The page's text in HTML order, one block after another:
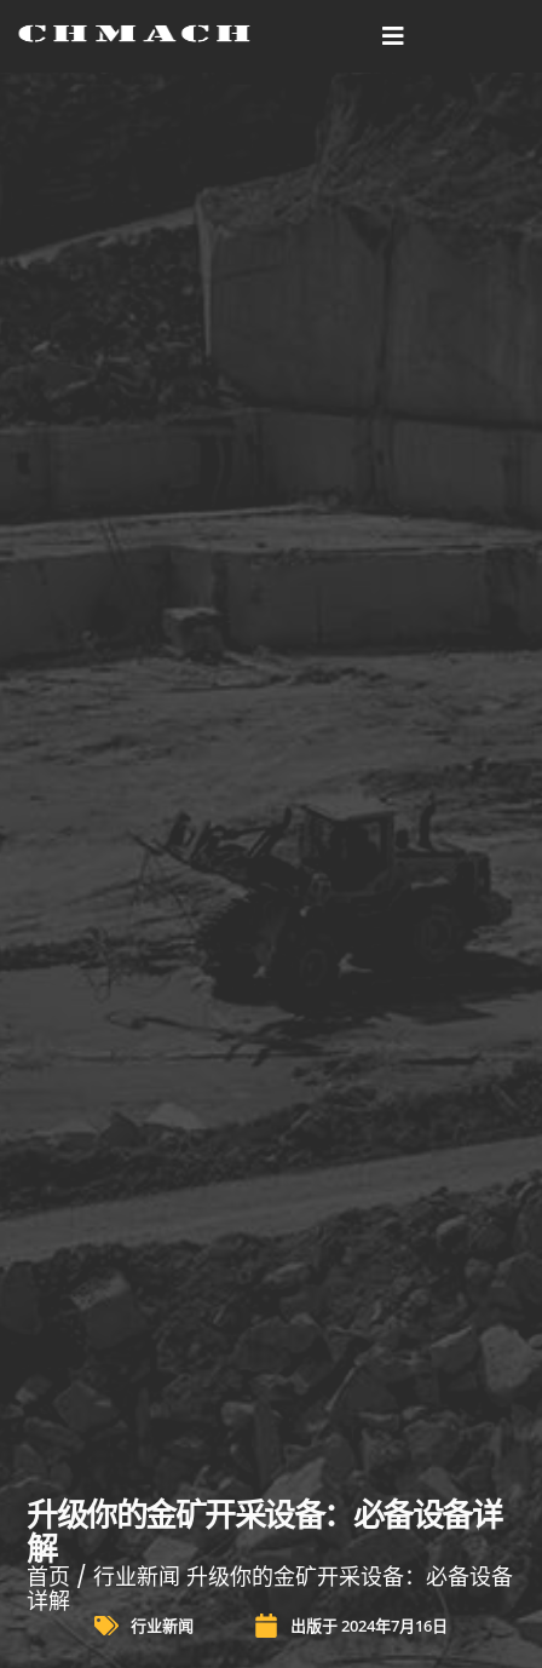
升级你的金矿开采设备：必备设备详
解
首页 /行业新闻升级你的金矿开采设备：必备设备
详解
行业新闻 出版于2024年7月16日